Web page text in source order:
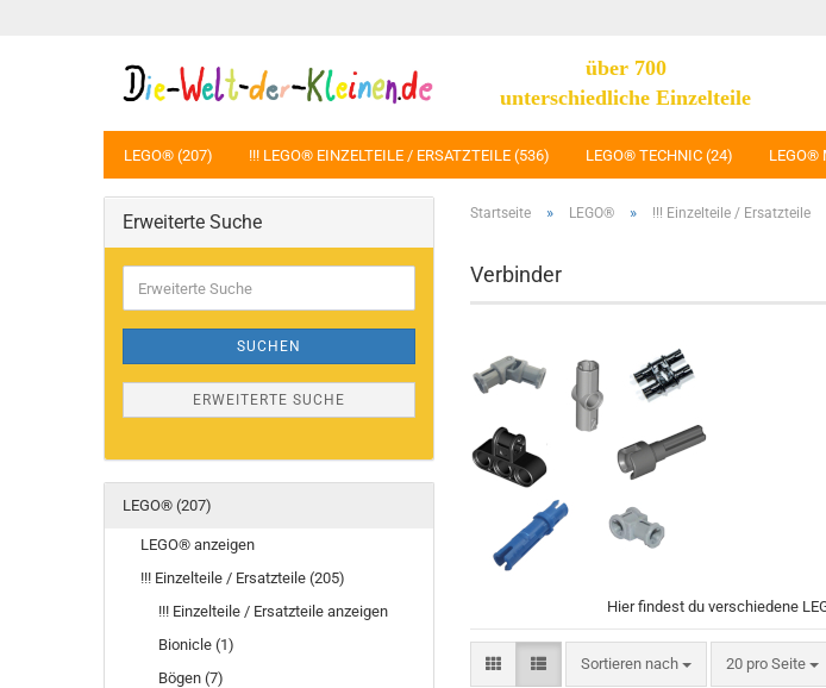
über 700
unterschiedliche Einzelteile
LEGO® (207) !!! LEGO® EINZELTEILE / ERSATZTEILE (536) LEGO® TECHNIC (24) LEGO®
Startseite » LEGO® » !!! Einzelteile / Ersatzteile
Verbinder
Hier findest du verschiedene
Sortieren nach
Sortieren nach 20 pro Seite
pro Seite
Erweiterte Suche
Suche
SUCHEN
ERWEITERTE SUCHE
LEGO® (207)
LEGO® anzeigen
!!! Einzelteile / Ersatzteile (205)
!!! Einzelteile / Ersatzteile anzeigen
Bionicle (1)
Bögen (7)